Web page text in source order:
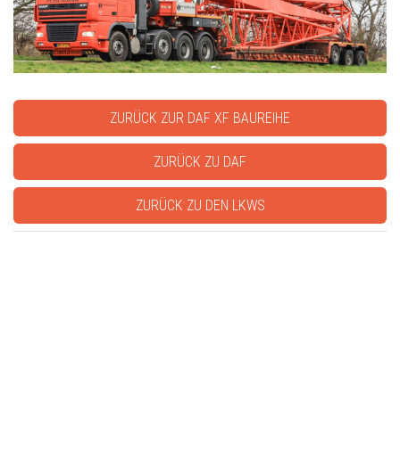
ZURÜCK ZUR DAF XF BAUREIHE
ZURÜCK ZU DAF
ZURÜCK ZU DEN LKWS